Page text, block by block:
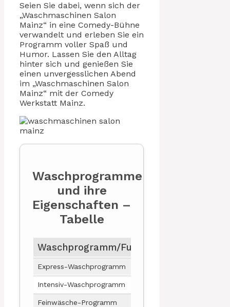
Seien Sie dabei, wenn sich der
„Waschmaschinen Salon
Mainz“ in eine Comedy-Bühne
verwandelt und erleben Sie ein
Programm voller Spaß und
Humor. Lassen Sie den Alltag
hinter sich und genießen Sie
einen unvergesslichen Abend
im „Waschmaschinen Salon
Mainz“ mit der Comedy
Werkstatt Mainz.
Waschprogramme
und ihre
Eigenschaften –
Tabelle
Waschprogramm/Funktion
Express-Waschprogramm
Intensiv-Waschprogramm
Feinwäsche-Programm